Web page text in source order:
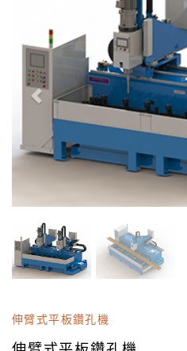
伸臂式平板鑽孔機